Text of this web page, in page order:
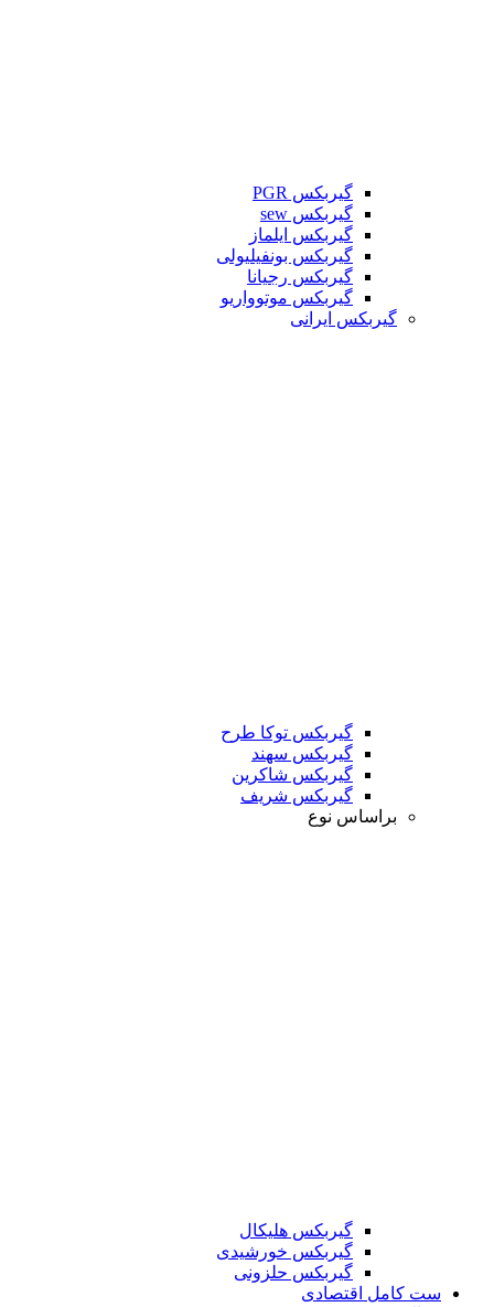
گیربکس PGR
گیربکس sew
گیربکس ایلماز
گیربکس بونفیلیولی
گیربکس رجیانا
گیربکس موتوواریو
گیربکس ایرانی
گیربکس توکا طرح
گیربکس سهند
گیربکس شاکرین
گیربکس شریف
براساس نوع
گیربکس هلیکال
گیربکس خورشیدی
گیربکس حلزونی
ست کامل اقتصادی